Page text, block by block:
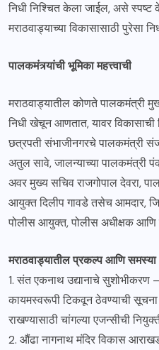
निधी निश्चित केला जाईल, असे
मराठवाड्याच्या विकासासाठी पुरेसा
पालकमंत्र्यांची भूमिका महत्त्वाची
मराठवाड्यातील कोणते पालकमंत्री
निधी खेचून आणतात, यावर
छत्रपती संभाजीनगरचे पालकमंत्री
अतुल सावे, जालन्याच्या पालकमंत्री
अवर मुख्य सचिव राजगोपाल देवरा,
आयुक्त दिलीप गावडे तसेच आमदार,
पोलीस आयुक्त, पोलीस अधीक्षक आणि
मराठवाड्यातील प्रकल्प आणि समस्या
1. संत एकनाथ उद्यानाचे
कायमस्वरूपी टिकवून ठेवण्याची सूचना
राखण्यासाठी चांगल्या एजन्सीची
2. औंढा नागनाथ मंदिर विकास